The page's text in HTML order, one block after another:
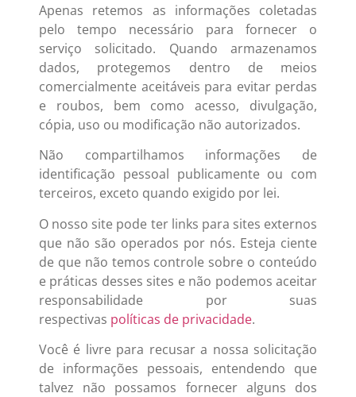
Apenas retemos as informações coletadas
pelo tempo necessário para fornecer o
serviço solicitado. Quando armazenamos
dados, protegemos dentro de meios
comercialmente aceitáveis para evitar perdas
e roubos, bem como acesso, divulgação,
cópia, uso ou modificação não autorizados.
Não compartilhamos informações de
identificação pessoal publicamente ou com
terceiros, exceto quando exigido por lei.
O nosso site pode ter links para sites externos
que não são operados por nós. Esteja ciente
de que não temos controle sobre o conteúdo
e práticas desses sites e não podemos aceitar
responsabilidade por suas
respectivas políticas de privacidade.
Você é livre para recusar a nossa solicitação
de informações pessoais, entendendo que
talvez não possamos fornecer alguns dos